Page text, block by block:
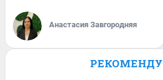
Анастасия Завгородняя